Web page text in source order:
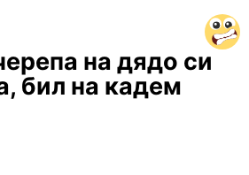
на дядо си
бил на кадем